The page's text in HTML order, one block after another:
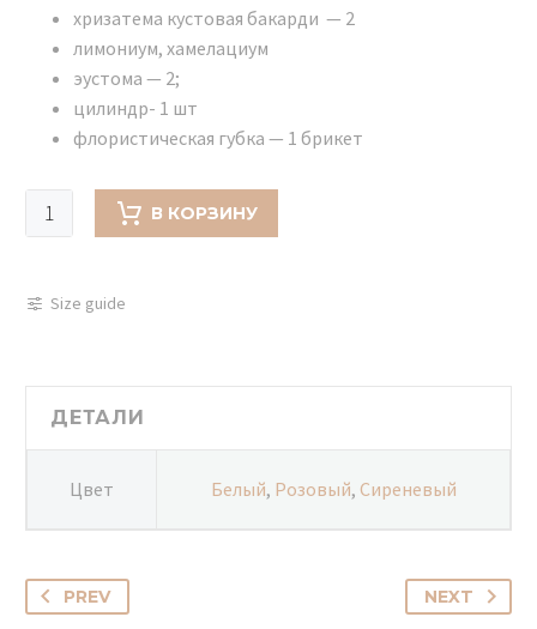
хризатема кустовая бакарди — 2
лимониум, хамелациум
эустома — 2;
цилиндр- 1 шт
флористическая губка — 1 брикет
Количество
товара
круглая
цветами
025
В КОРЗИНУ
Size guide
ДЕТАЛИ
Цвет Белый, Розовый, Сиреневый
PREV NEXT